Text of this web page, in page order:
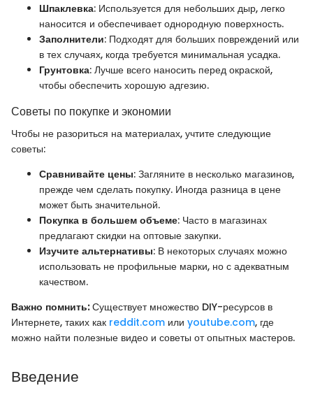
Шпаклевка: Используется для небольших дыр, легко
наносится и обеспечивает однородную поверхность.
Заполнители: Подходят для больших повреждений или
в тех случаях, когда требуется минимальная усадка.
Грунтовка: Лучше всего наносить перед окраской,
чтобы обеспечить хорошую адгезию.
Советы по покупке и экономии
Чтобы не разориться на материалах, учтите следующие
советы:
Сравнивайте цены: Загляните в несколько магазинов,
прежде чем сделать покупку. Иногда разница в цене
может быть значительной.
Покупка в большем объеме: Часто в магазинах
предлагают скидки на оптовые закупки.
Изучите альтернативы: В некоторых случаях можно
использовать не профильные марки, но с адекватным
качеством.
Важно помнить:Существует множество DIY-ресурсов в
Интернете, таких как reddit.com или youtube.com, где
можно найти полезные видео и советы от опытных мастеров.
Введение